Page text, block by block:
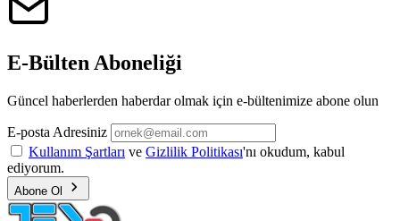
E-Bülten Aboneliği
Güncel haberlerden haberdar olmak için e-bültenimize abone olun
E-posta Adresiniz
Kullanım Şartları ve Gizlilik Politikası'nı okudum, kabul
ediyorum.
Abone Ol